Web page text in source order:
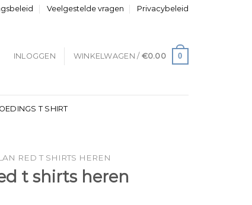
Veelgestelde vragen Privacybeleid
INLOGGEN WINKELWAGEN / €0.00 0
T SHIRT
RED T SHIRTS HEREN
t shirts heren